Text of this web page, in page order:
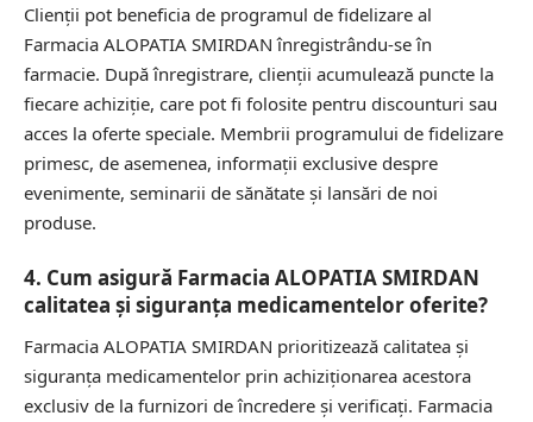
Clienții pot beneficia de programul de fidelizare al
Farmacia ALOPATIA SMIRDAN înregistrându-se în
farmacie. După înregistrare, clienții acumulează puncte la
fiecare achiziție, care pot fi folosite pentru discounturi sau
acces la oferte speciale. Membrii programului de fidelizare
primesc, de asemenea, informații exclusive despre
evenimente, seminarii de sănătate și lansări de noi
produse.
4. Cum asigură Farmacia ALOPATIA SMIRDAN
calitatea și siguranța medicamentelor oferite?
Farmacia ALOPATIA SMIRDAN prioritizează calitatea și
siguranța medicamentelor prin achiziționarea acestora
exclusiv de la furnizori de încredere și verificați. Farmacia